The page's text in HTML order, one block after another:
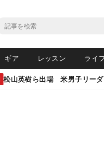
ギア レッスン ライ
松山英樹ら出場 米男子リーダ